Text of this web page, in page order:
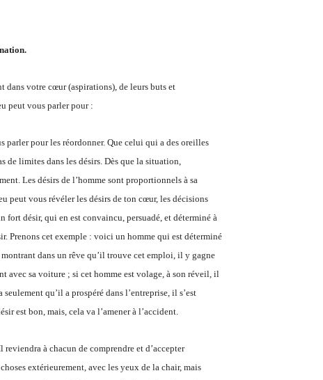
dans votre cœur (aspirations), de leurs buts et
peut vous parler pour :
parler pour les réordonner. Que celui qui a des oreilles
de limites dans les désirs. Dès que la situation,
Les désirs de l’homme sont proportionnels à sa
peut vous révéler les désirs de ton cœur, les décisions
fort désir, qui en est convaincu, persuadé, et déterminé à
Prenons cet exemple : voici un homme qui est déterminé
dans un rêve qu’il trouve cet emploi, il y gagne
avec sa voiture ; si cet homme est volage, à son réveil, il
qu’il a prospéré dans l’entreprise, il s’est
est bon, mais, cela va l’amener à l’accident.
reviendra à chacun de comprendre et d’accepter
extérieurement, avec les yeux de la chair, mais